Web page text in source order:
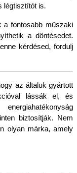
légtisztítót is.
a fontosabb műszaki
a döntésedet.
kérdésed, fordulj
az általuk gyártott
lássák el, és
biztosítják. Nem
olyan márka, amely